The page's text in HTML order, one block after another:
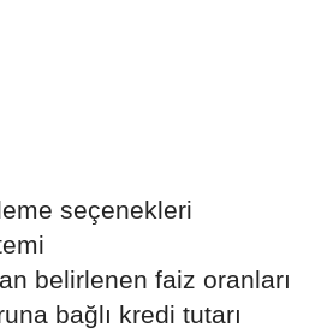
seçenekleri
belirlenen faiz oranları
bağlı kredi tutarı